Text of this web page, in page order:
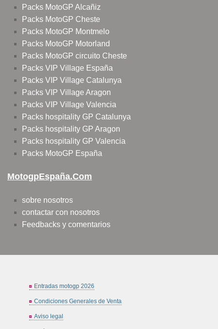
Packs MotoGP Alcañiz
Packs MotoGP Cheste
Packs MotoGP Montmelo
Packs MotoGP Motorland
Packs MotoGP circuito Cheste
Packs VIP Village España
Packs VIP Village Catalunya
Packs VIP Village Aragon
Packs VIP Village Valencia
Packs hospitality GP Catalunya
Packs hospitality GP Aragon
Packs hospitality GP Valencia
Packs MotoGP España
MotogpEspaña.com
sobre nosotros
contactar con nosotros
Feedbacks y comentarios
Entradas motogp 2026
Condiciones Generales de Venta
Aviso legal